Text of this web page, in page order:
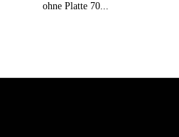
ohne Platte 70...